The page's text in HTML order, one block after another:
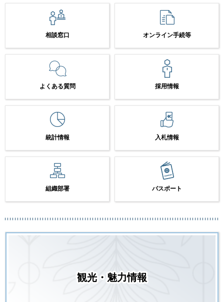
相談窓口 オンライン手続等
よくある質問 採用情報
統計情報 入札情報
組織部署 パスポート
観光・魅力情報